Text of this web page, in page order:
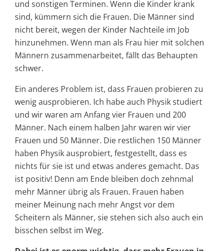
und sonstigen Terminen. Wenn die Kinder krank
sind, kümmern sich die Frauen. Die Männer sind
nicht bereit, wegen der Kinder Nachteile im Job
hinzunehmen. Wenn man als Frau hier mit solchen
Männern zusammenarbeitet, fällt das Behaupten
schwer.
Ein anderes Problem ist, dass Frauen probieren zu
wenig ausprobieren. Ich habe auch Physik studiert
und wir waren am Anfang vier Frauen und 200
Männer. Nach einem halben Jahr waren wir vier
Frauen und 50 Männer. Die restlichen 150 Männer
haben Physik ausprobiert, festgestellt, dass es
nichts für sie ist und etwas anderes gemacht. Das
ist positiv! Denn am Ende bleiben doch zehnmal
mehr Männer übrig als Frauen. Frauen haben
meiner Meinung nach mehr Angst vor dem
Scheitern als Männer, sie stehen sich also auch ein
bisschen selbst im Weg.